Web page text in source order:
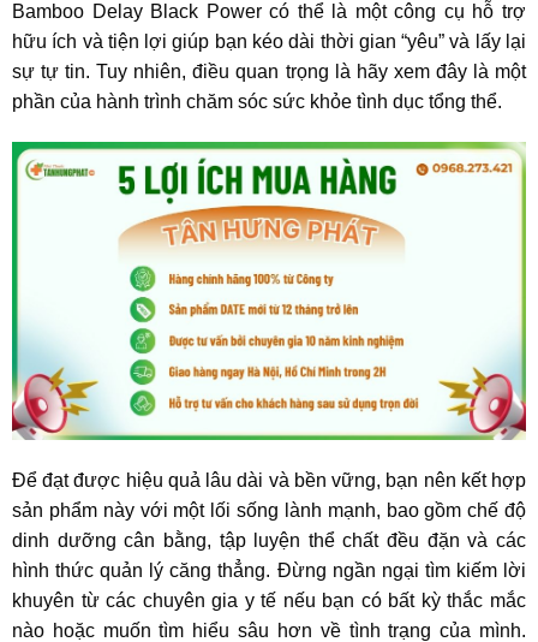
Bamboo Delay Black Powercó thể là một công cụ hỗ trợ
hữu ích và tiện lợi giúp bạn kéo dài thời gian “yêu” và lấy lại
sự tự tin. Tuy nhiên, điều quan trọng là hãy xem đây là một
phần của hành trình chăm sóc sức khỏe tình dục tổng thể.
Để đạt được hiệu quả lâu dài và bền vững, bạn nên kết hợp
sản phẩm này với một lối sống lành mạnh, bao gồm chế độ
dinh dưỡng cân bằng, tập luyện thể chất đều đặn và các
hình thức quản lý căng thẳng. Đừng ngần ngại tìm kiếm lời
khuyên từ các chuyên gia y tế nếu bạn có bất kỳ thắc mắc
nào hoặc muốn tìm hiểu sâu hơn về tình trạng của mình.